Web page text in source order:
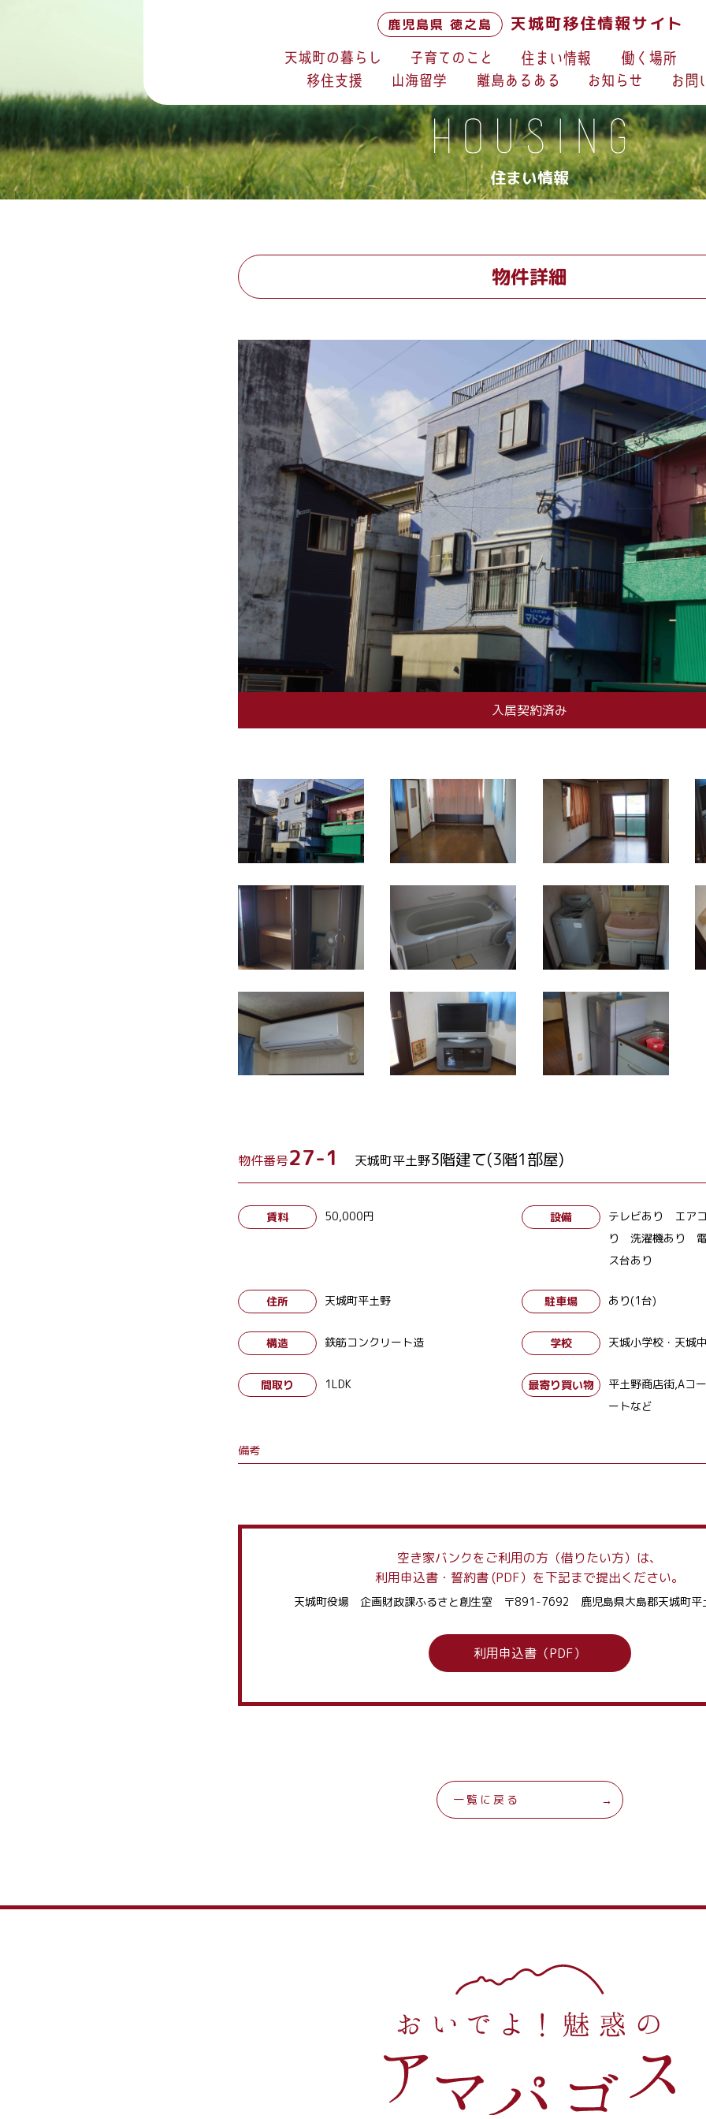
鹿児島県 徳之島 天城町移住情報サイト
住まい情報
物件詳細
入居契約済み
物件番号27-1 天城町平土野3階建て(3階1部屋)
賃料 50,000円 設備
テレビあり エア
り 洗濯機あり
ス台あり
住所 天城町平土野 駐車場 あり(1台)
構造 鉄筋コンクリート造 学校 天城小学校・天城
間取り 1LDK 最寄り買い物
平土野商店街,Aコ
ートなど
備考
空き家バンクをご利用の方 （借りたい方）は、
利用申込書・誓約書 (PDF）を下記まで提出ください。
天城町役場 企画財政課ふるさと創生室 〒891-7692 鹿児島県大島郡天城町
利用申込書（PDF）
一覧に戻る